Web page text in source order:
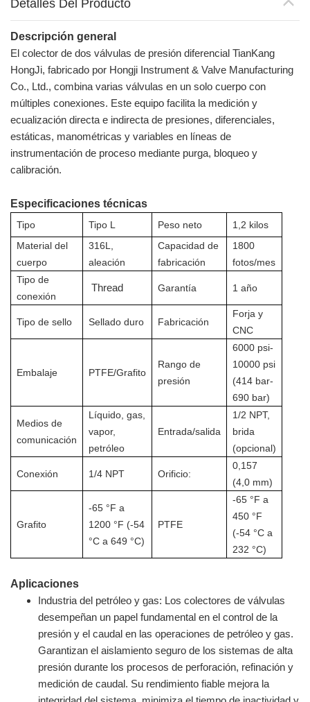
Detalles Del Producto
Descripción general
El colector de dos válvulas de presión diferencial TianKang
HongJi, fabricado por Hongji Instrument & Valve Manufacturing
Co., Ltd., combina varias válvulas en un solo cuerpo con
múltiples conexiones. Este equipo facilita la medición y
ecualización directa e indirecta de presiones, diferenciales,
estáticas, manométricas y variables en líneas de
instrumentación de proceso mediante purga, bloqueo y
calibración.
Especificaciones técnicas
Tipo Tipo L Peso neto
1,2 kilos
Material del
cuerpo
316L,
aleación
Capacidad de
fabricación
1800
fotos/mes
Tipo de
conexión
Thread Garantía 1 año
Tipo de sello Sellado duro Fabricación
Forja y
CNC
Embalaje PTFE/Grafito
Rango de
presión
6000 psi-
10000 psi
(414 bar-
690 bar)
Medios de
comunicación
Líquido, gas,
vapor,
petróleo
Entrada/salida
1/2 NPT,
brida
(opcional)
Conexión 1/4 NPT Orificio:
0,157
(4,0 mm)
Grafito
-65 °F a
1200 °F (-54
°C a 649 °C)
PTFE
-65 °F a
450 °F
(-54 °C a
232 °C)
Aplicaciones
Industria del petróleo y gas: Los colectores de válvulas
desempeñan un papel fundamental en el control de la
presión y el caudal en las operaciones de petróleo y gas.
Garantizan el aislamiento seguro de los sistemas de alta
presión durante los procesos de perforación, refinación y
medición de caudal. Su rendimiento fiable mejora la